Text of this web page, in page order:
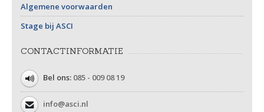
Algemene voorwaarden
Stage bij ASCI
CONTACTINFORMATIE
Bel ons: 085 - 009 08 19
info@asci.nl